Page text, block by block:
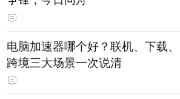
电脑加速器哪个好？联机、下载、
跨境三大场景一次说清